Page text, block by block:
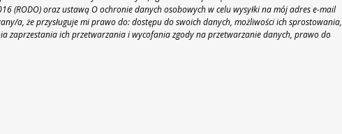
(RODO) oraz ustawą O ochronie danych osobowych w celu wysyłki na mój adres e-mail
a, że przysługuje mi prawo do: dostępu do swoich danych, możliwości ich sprostowania,
zaprzestania ich przetwarzania i wycofania zgody na przetwarzanie danych, prawo do